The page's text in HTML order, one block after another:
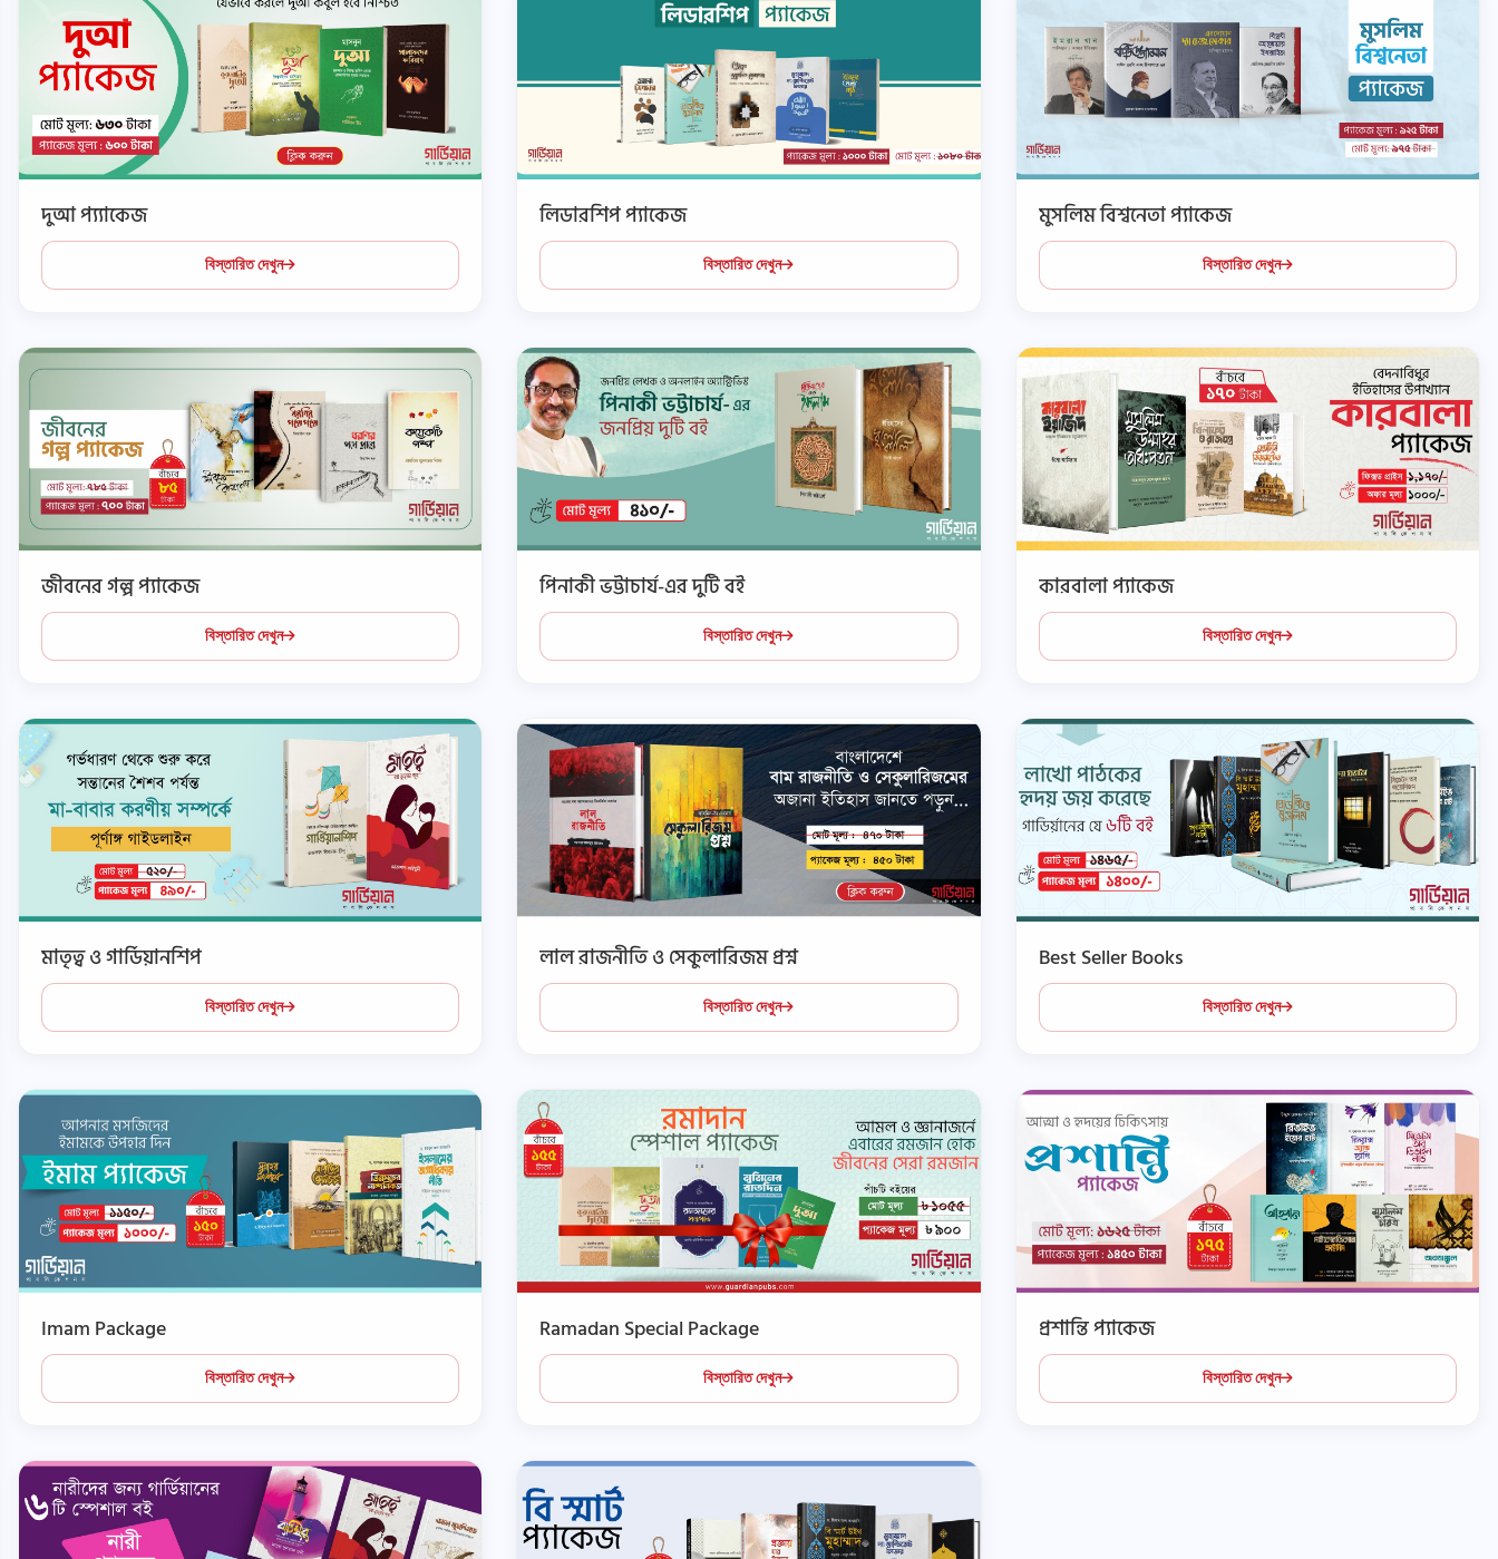
দুআ প্য্যাকেজ
বিস্তারিত দেখুন
লিডারশিপ প্যাকেজ
বিস্তারিত দেখুন
মুসলিম বিশ্বনেতা প্যাকেজ
বিস্তারিত দেখুন
জীবনের গল্প প্যাকেজ
বিস্তারিত দেখুন
পিনাকী ভট্টাচার্য-এর দুটি বই
বিস্তারিত দেখুন
কারবালা প্যাকেজ
বিস্তারিত দেখুন
মাতৃত্ব ও গার্ডিয়ানশিপ
বিস্তারিত দেখুন
লাল রাজনীতি ও সেকুলারিজম প্রশ্ন
বিস্তারিত দেখুন
Best Seller Books
বিস্তারিত দেখুন
Imam Package
বিস্তারিত দেখুন
Ramadan Special Package
বিস্তারিত দেখুন
প্রশান্তি প্যাকেজ
বিস্তারিত দেখুন